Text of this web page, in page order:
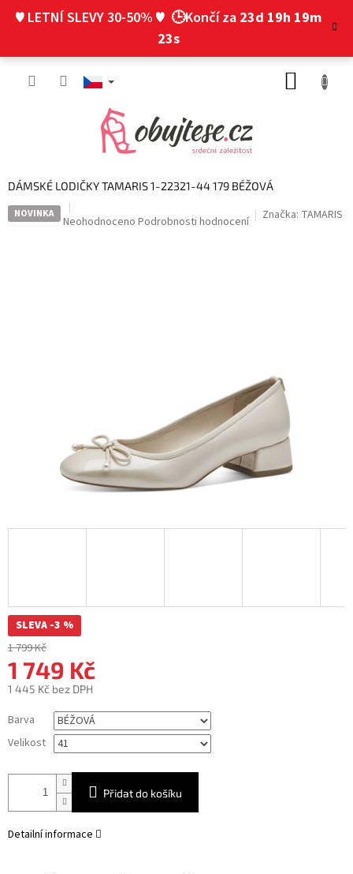
♥ LETNÍ SLEVY 30-50% ♥ 🕒Končí za 23d 19h 19m
22s
DÁMSKÉ LODIČKY TAMARIS 1-22321-44 179 BÉŽOVÁ
NOVINKA
Průměrné
Neohodnoceno Podrobnosti hodnocení Značka: TAMARIS
SLEVA -3 %
1 799 Kč
1 749 Kč
1 445 Kč bez DPH
cena:
Barva
Velikost
Přidat do košíku
Detailní informace